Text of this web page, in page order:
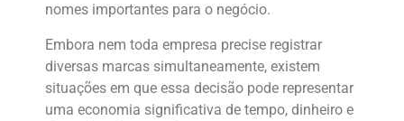
nomes importantes para o negócio.
Embora nem toda empresa precise registrar
diversas marcas simultaneamente, existem
situações em que essa decisão pode representar
uma economia significativa de tempo, dinheiro e